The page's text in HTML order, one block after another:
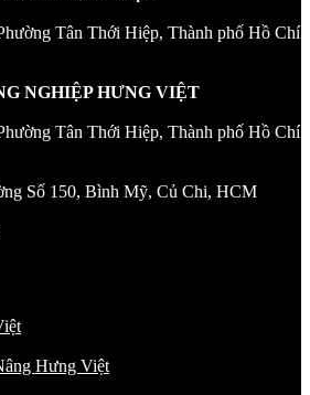
Tân Thới Hiệp, Thành phố Hồ Chí
NGHIỆP HƯNG VIỆT
Tân Thới Hiệp, Thành phố Hồ Chí
Số 150, Bình Mỹ, Củ Chi, HCM
Hưng Việt